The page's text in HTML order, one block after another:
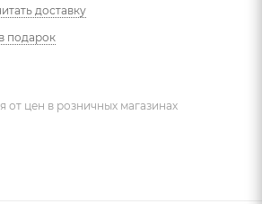
доставку
подарок
от цен в розничных магазинах